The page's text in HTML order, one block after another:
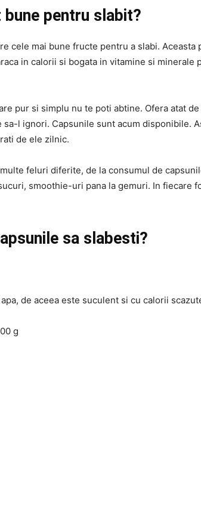
bune pentru slabit?
cele mai bune fructe pentru a slabi. Aceasta
in calorii si bogata in vitamine si minerale
pur si simplu nu te poti abtine. Ofera atat
l ignori. Capsunile sunt acum disponibile.
de ele zilnic.
feluri diferite, de la consumul de
smoothie-uri pana la gemuri. In fiecare
sa slabesti?
de aceea este suculent si cu calorii
g